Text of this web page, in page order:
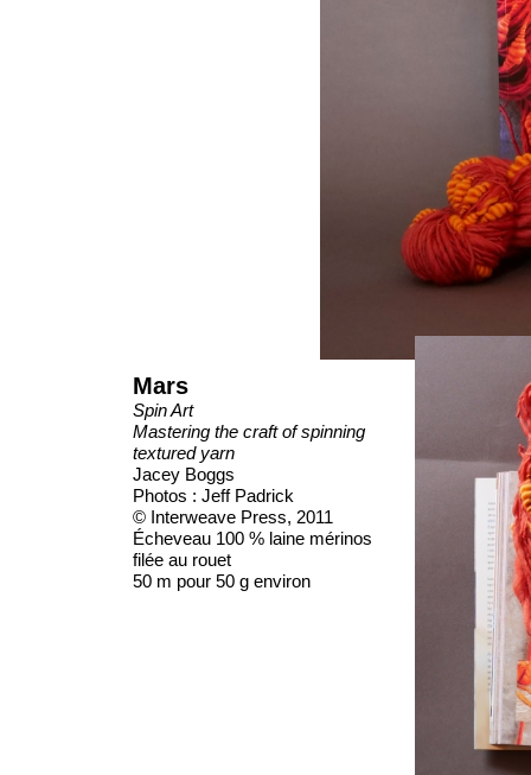
Mars
Spin Art
Mastering the craft of spinning
textured yarn
Jacey Boggs
Photos : Jeff Padrick
© Interweave Press, 2011
Écheveau 100 % laine mérinos
filée au rouet
50 m pour 50 g environ